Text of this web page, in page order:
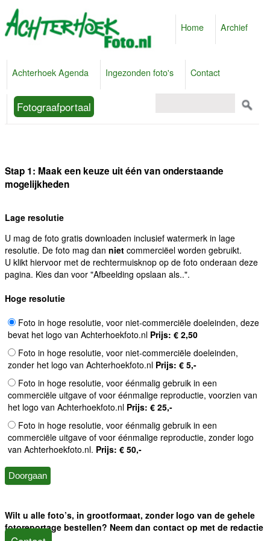
Home Archief
Achterhoek Agenda Ingezonden foto's Contact
Fotograafportaal
Stap 1: Maak een keuze uit één van onderstaande
mogelijkheden
Lage resolutie
U mag de foto gratis downloaden inclusief watermerk in lage
resolutie. De foto mag dan niet commerciëel worden gebruikt.
U klikt hiervoor met de rechtermuisknop op de foto onderaan deze
pagina. Kies dan voor "Afbeelding opslaan als..".
Hoge resolutie
Foto in hoge resolutie, voor niet-commerciële doeleinden, deze
bevat het logo van Achterhoekfoto.nl Prijs: € 2,50
Foto in hoge resolutie, voor niet-commerciële doeleinden,
zonder het logo van Achterhoekfoto.nl Prijs: € 5,-
Foto in hoge resolutie, voor éénmalig gebruik in een
commerciële uitgave of voor éénmalige reproductie, voorzien van
het logo van Achterhoekfoto.nl Prijs: € 25,-
Foto in hoge resolutie, voor éénmalig gebruik in een
commerciële uitgave of voor éénmalige reproductie, zonder logo
van Achterhoekfoto.nl. Prijs: € 50,-
Wilt u alle foto’s, in grootformaat, zonder logo van de gehele
fotoreportage bestellen? Neem dan contact op met de redactie